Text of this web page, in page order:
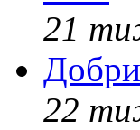
21
22